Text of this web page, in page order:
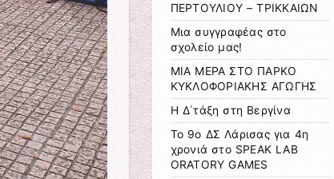
ΠΕΡΤΟΥΛΙΟΥ – ΤΡΙΚΚΑΙΩΝ
Μια συγγραφέας στο
σχολείο μας!
ΜΙΑ ΜΕΡΑ ΣΤΟ ΠΑΡΚΟ
ΚΥΚΛΟΦΟΡΙΑΚΗΣ ΑΓΩΓΗΣ
H Δ΄τάξη στη Βεργίνα
Το 9ο ΔΣ Λάρισας για 4η
χρονιά στο SPEAK LAB
ORATORY GAMES